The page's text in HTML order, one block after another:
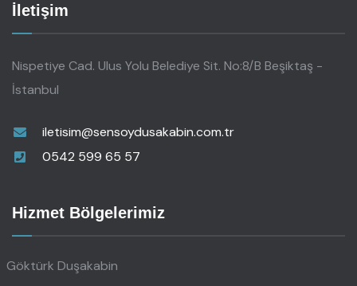
İletişim
Nispetiye Cad. Ulus Yolu Belediye Sit. No:8/B Beşiktaş -
İstanbul
iletisim@sensoydusakabin.com.tr
0542 599 65 57
Hizmet Bölgelerimiz
Göktürk Duşakabin